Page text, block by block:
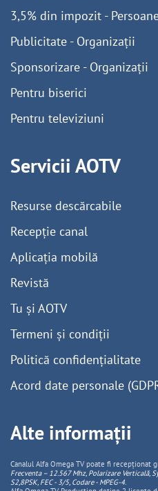
3,5% din impozit -
Publicitate - Organizații
Sponsorizare - Organizații
Pentru biserici
Pentru televiziuni
Servicii AOTV
Resurse descărcabile
Recepție canal
Aplicația mobilă
Revistă
Tu și AOTV
Termeni și condiții
Politică confidențialitate
Acord date personale
Alte informații
Canalul Alfa Omega TV poate fi recepționat
Frecventa – 12.567 Mhz, PolarizareVerticală,
S2,8PSK, FEC - 3/5, Codare - MPEG-4.